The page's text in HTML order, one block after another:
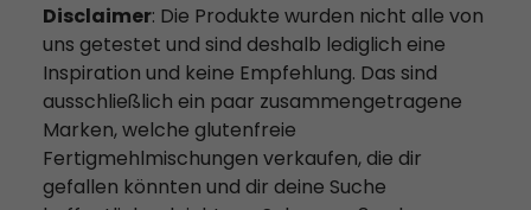
Disclaimer: Die Produkte wurden nicht alle von
uns getestet und sind deshalb lediglich eine
Inspiration und keine Empfehlung. Das sind
ausschließlich ein paar zusammengetragene
Marken, welche glutenfreie
Fertigmehlmischungen verkaufen, die dir
gefallen könnten und dir deine Suche